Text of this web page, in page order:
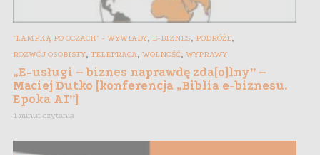
"LAMPKĄ PO OCZACH" - WYWIADY, E-BIZNES PODRÓŻE
ROZWÓJ OSOBISTY, TELEPRACA WOLNOŚĆ WYPRAWY
„E-usługi – biznes naprawdę zda[o]lny” –
Maciej Dutko [konferencja „Biblia e-biznesu.
Epoka AI”]
1 minut czytania